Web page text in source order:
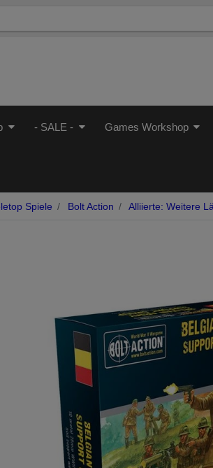
- SALE - Games Workshop
Spiele Bolt Action Alliierte: Weitere